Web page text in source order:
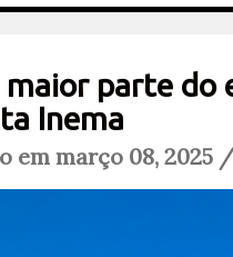
maior parte do
Inema
em março 08, 2025